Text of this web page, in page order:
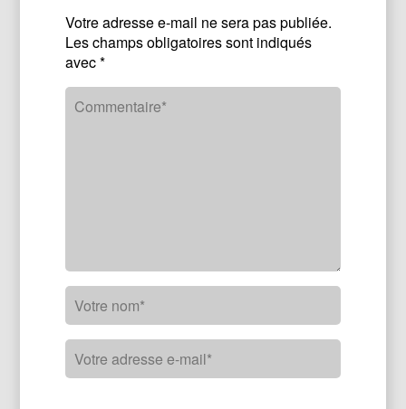
Votre adresse e-mail ne sera pas publiée.
Les champs obligatoires sont indiqués
avec*